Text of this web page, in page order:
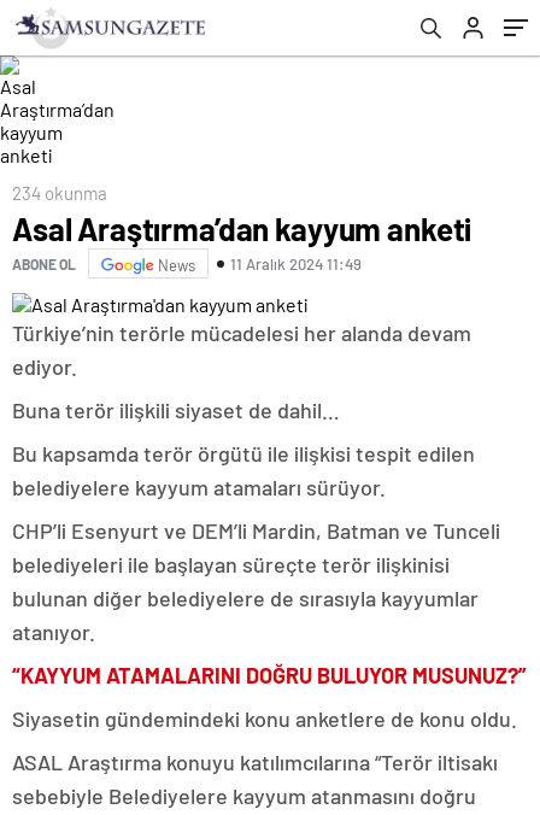
234 okunma
Asal Araştırma’dan kayyum anketi
ABONE OL News 11 Aralık 2024 11:49
Türkiye’nin terörle mücadelesi her alanda devam
ediyor.
Buna terör ilişkili siyaset de dahil…
Bu kapsamda terör örgütü ile ilişkisi tespit edilen
belediyelere kayyum atamaları sürüyor.
CHP’li Esenyurt ve DEM’li Mardin, Batman ve Tunceli
belediyeleri ile başlayan süreçte terör ilişkinisi
bulunan diğer belediyelere de sırasıyla kayyumlar
atanıyor.
“KAYYUM ATAMALARINI DOĞRU BULUYOR MUSUNUZ?”
Siyasetin gündemindeki konu anketlere de konu oldu.
ASAL Araştırma konuyu katılımcılarına “Terör iltisakı
sebebiyle Belediyelere kayyum atanmasını doğru